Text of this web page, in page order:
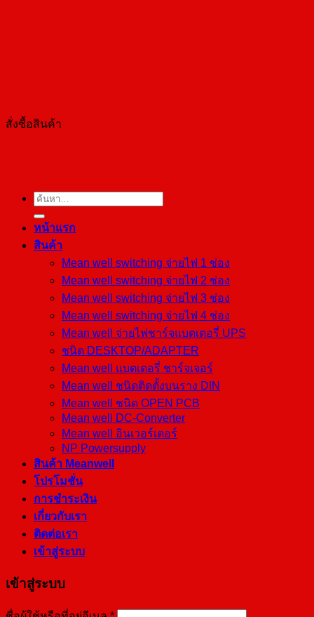
สั่งซื้อสินค้า
ค้นหา:
หน้าแรก
สินค้า
Mean well switching จ่ายไฟ 1 ช่อง
Mean well switching จ่ายไฟ 2 ช่อง
Mean well switching จ่ายไฟ 3 ช่อง
Mean well switching จ่ายไฟ 4 ช่อง
Mean well จ่ายไฟชาร์จแบตเตอรี่ UPS
ชนิด DESKTOP/ADAPTER
Mean well แบตเตอรี่ ชาร์จเจอร์
Mean well ชนิดติดตั้งบนราง DIN
Mean well ชนิด OPEN PCB
Mean well DC-Converter
Mean well อินเวอร์เตอร์
NP Powersupply
สินค้า Meanwell
โปรโมชั่น
การชำระเงิน
เกี่ยวกับเรา
ติดต่อเรา
เข้าสู่ระบบ
เข้าสู่ระบบ